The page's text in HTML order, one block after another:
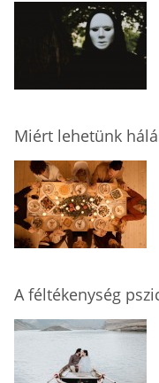
Miért lehetünk
A féltékenység